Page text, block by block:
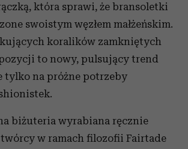
która sprawi, że bransoletki
swoistym węzłem małżeńskim.
koralików zamkniętych
to nowy, pulsujący trend
tylko na próżne potrzeby
biżuteria wyrabiana ręcznie
w ramach filozofii Fairtade